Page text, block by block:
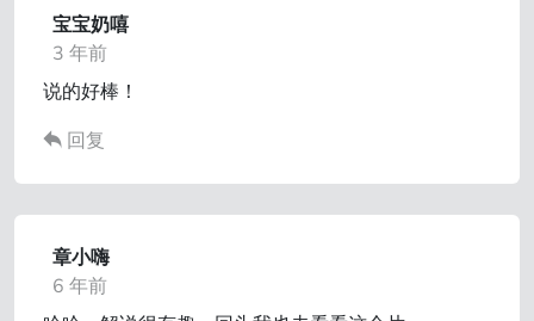
宝宝奶嘻
3 年前
说的好棒！
回复
章小嗨
6 年前